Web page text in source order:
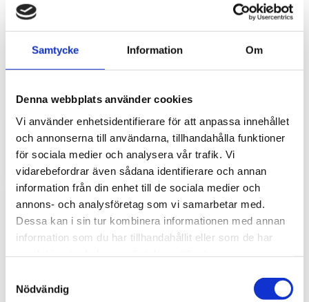
Samtycke Information Om
Denna webbplats använder cookies
Vi använder enhetsidentifierare för att anpassa innehållet
och annonserna till användarna, tillhandahålla funktioner
för sociala medier och analysera vår trafik. Vi
vidarebefordrar även sådana identifierare och annan
information från din enhet till de sociala medier och
annons- och analysföretag som vi samarbetar med.
Dessa kan i sin tur kombinera informationen med annan
information som du har tillhandahållit eller som de har
Nödvändig
Hyttbord till traktorn, den lilla detaljen som
gör stor skillnad i vardagen
Traktorhytten är för många mer än bara en plats där
arbetet utförs. Det är kontoret, fikarummet och ibland
även lunchplatsen under långa arbetsdagar....